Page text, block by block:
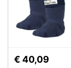
€ 40,09